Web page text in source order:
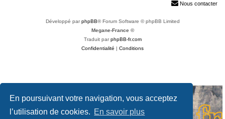
En poursuivant votre navigation, vous acceptez
l’utilisation de cookies. En savoir plus
Nous contacter
Développé parphpBB® Forum Software © phpBB Limited
Megane-France ©
Traduit parphpBB-fr.com
Confidentialité | Conditions